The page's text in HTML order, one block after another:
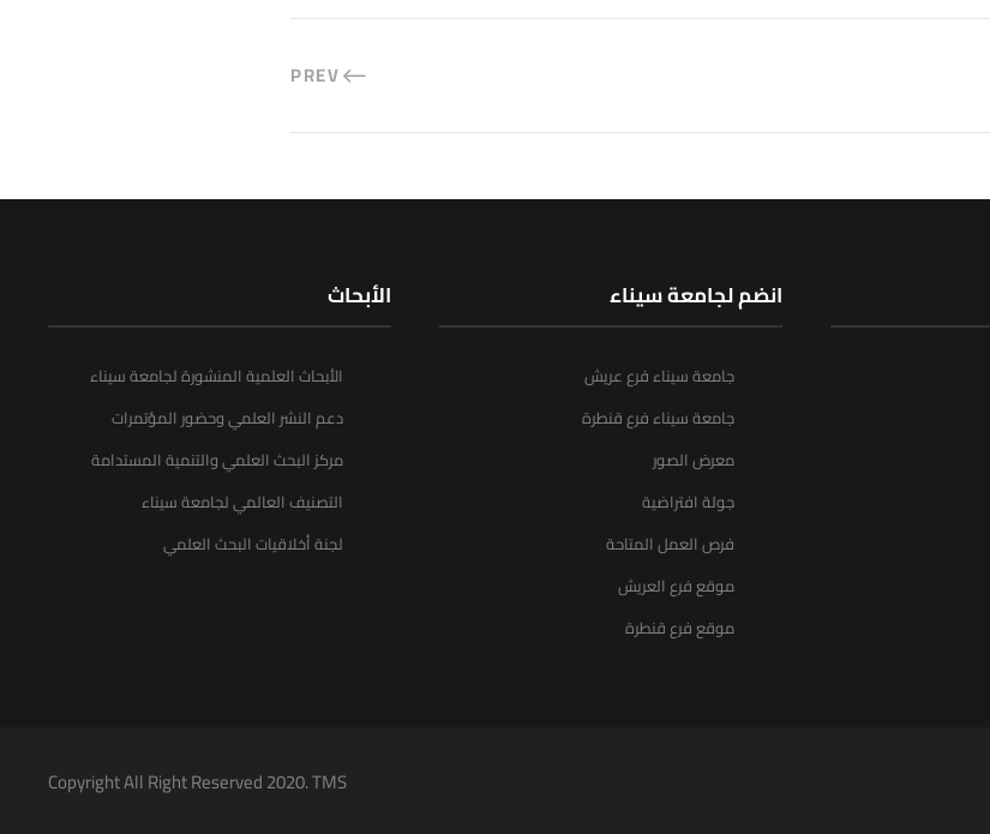
PREV
انضم لجامعة سيناء
جامعة سيناء فرع عريش
جامعة سيناء فرع قنطرة
معرض الصور
جولة افتراضية
فرص العمل المتاحة
موقع فرع العريش
موقع فرع قنطرة
الأبحاث
الأبحاث العلمية المنشورة لجامعة سيناء
دعم النشر العلمي وحضور المؤتمرات
مركز البحث العلمي والتنمية المستدامة
التصنيف العالمي لجامعة سيناء
لجنة أخلاقيات البحث العلمي
Copyright All Right Reserved 2020. TMS